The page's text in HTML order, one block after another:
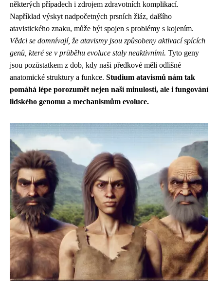
některých případech i zdrojem zdravotních komplikací.
Například výskyt nadpočetných prsních žláz, dalšího
atavistického znaku, může být spojen s problémy s kojením.
Vědci se domnívají, že atavismy jsou způsobeny aktivací spících
genů, které se v průběhu evoluce staly neaktivními. Tyto geny
jsou pozůstatkem z dob, kdy naši předkové měli odlišné
anatomické struktury a funkce. Studium atavismů nám tak
pomáhá lépe porozumět nejen naší minulosti, ale i fungování
lidského genomu a mechanismům evoluce.